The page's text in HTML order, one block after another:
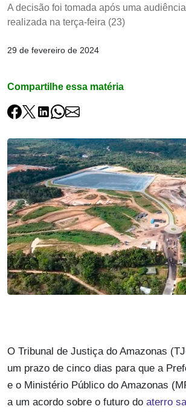
A decisão foi tomada após uma
realizada na terça-feira (23)
29 de fevereiro de 2024
Compartilhe essa matéria
O Tribunal de Justiça do Amazonas
um prazo de cinco dias para que a
e o Ministério Público do Amazonas
a um acordo sobre o futuro do aterro